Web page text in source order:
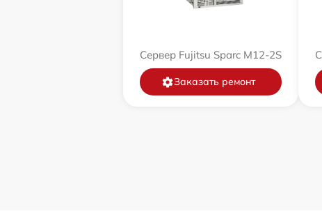
Сервер Fujitsu Sparc M12-2S
Заказать ремонт